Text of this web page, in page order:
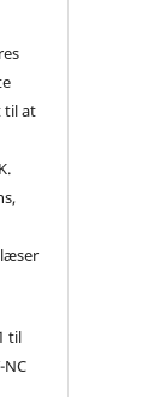
til at
til
NC